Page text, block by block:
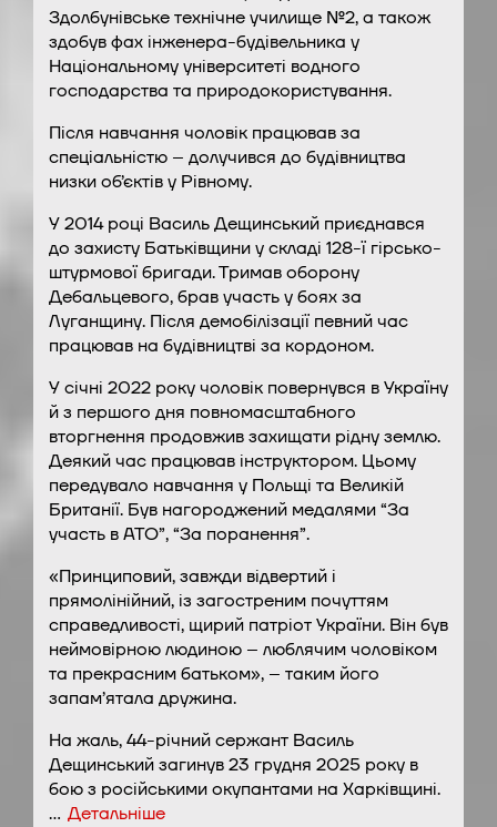
Здолбунівське технічне училище №2, а також
здобув фах інженера-будівельника у
Національному університеті водного
господарства та природокористування.
Після навчання чоловік працював за
спеціальністю – долучився до будівництва
низки об’єктів у Рівному.
У 2014 році Василь Дещинський приєднався
до захисту Батьківщини у складі 128-ї гірсько-
штурмової бригади. Тримав оборону
Дебальцевого, брав участь у боях за
Луганщину. Після демобілізації певний час
працював на будівництві за кордоном.
У січні 2022 року чоловік повернувся в Україну
й з першого дня повномасштабного
вторгнення продовжив захищати рідну землю.
Деякий час працював інструктором. Цьому
передувало навчання у Польщі та Великій
Британії. Був нагороджений медалями “За
участь в АТО”, “За поранення”.
«Принциповий, завжди відвертий і
прямолінійний, із загостреним почуттям
справедливості, щирий патріот України. Він був
неймовірною людиною – люблячим чоловіком
та прекрасним батьком», – таким його
запам’ятала дружина.
На жаль, 44-річний сержант Василь
Дещинський загинув 23 грудня 2025 року в
бою з російськими окупантами на Харківщині.
… Детальніше